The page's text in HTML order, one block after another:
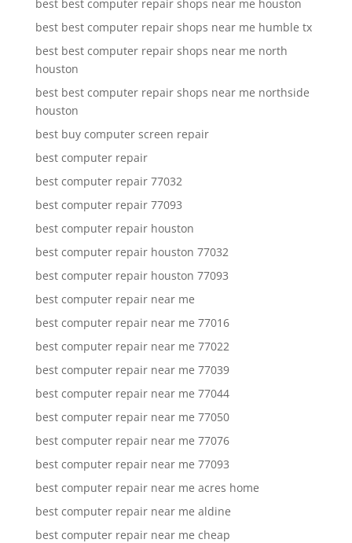
best best computer repair shops near me houston
best best computer repair shops near me humble tx
best best computer repair shops near me north
houston
best best computer repair shops near me northside
houston
best buy computer screen repair
best computer repair
best computer repair 77032
best computer repair 77093
best computer repair houston
best computer repair houston 77032
best computer repair houston 77093
best computer repair near me
best computer repair near me 77016
best computer repair near me 77022
best computer repair near me 77039
best computer repair near me 77044
best computer repair near me 77050
best computer repair near me 77076
best computer repair near me 77093
best computer repair near me acres home
best computer repair near me aldine
best computer repair near me cheap